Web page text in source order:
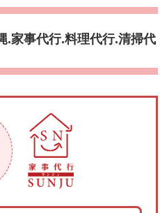
.家事代行.料理代行.清掃代